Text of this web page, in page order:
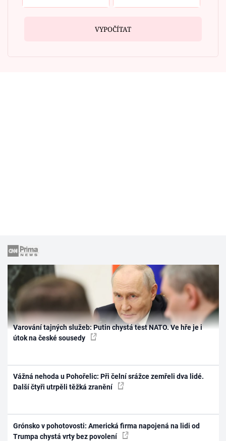
VYPOČÍTAT
Varování tajných služeb: Putin chystá test NATO. Ve hře je i
útok na české sousedy
Vážná nehoda u Pohořelic: Při čelní srážce zemřeli dva lidé.
Další čtyři utrpěli těžká zranění
Grónsko v pohotovosti: Americká firma napojená na lidi od
Trumpa chystá vrty bez povolení